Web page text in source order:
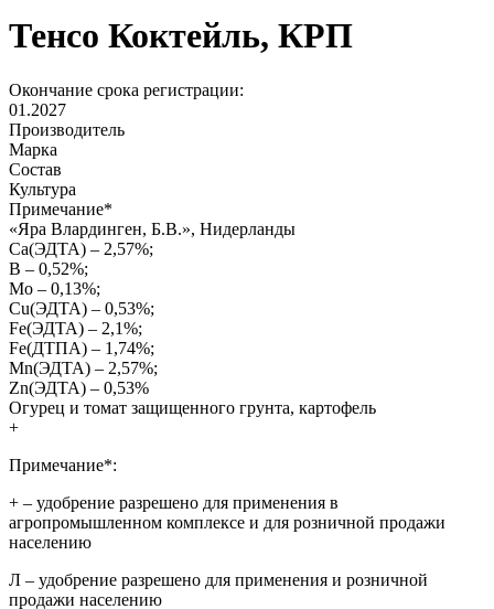
Тенсо Коктейль, КРП
Окончание срока регистрации:
01.2027
Производитель
Марка
Состав
Культура
Примечание*
«Яра Влардинген, Б.В.», Нидерланды
Са(ЭДТА) – 2,57%;
В – 0,52%;
Mo – 0,13%;
Cu(ЭДТА) – 0,53%;
Fe(ЭДТА) – 2,1%;
Fe(ДТПА) – 1,74%;
Mn(ЭДТА) – 2,57%;
Zn(ЭДТА) – 0,53%
Огурец и томат защищенного грунта, картофель
+
Примечание*:
+ – удобрение разрешено для применения в
агропромышленном комплексе и для розничной продажи
населению
Л – удобрение разрешено для применения и розничной
продажи населению